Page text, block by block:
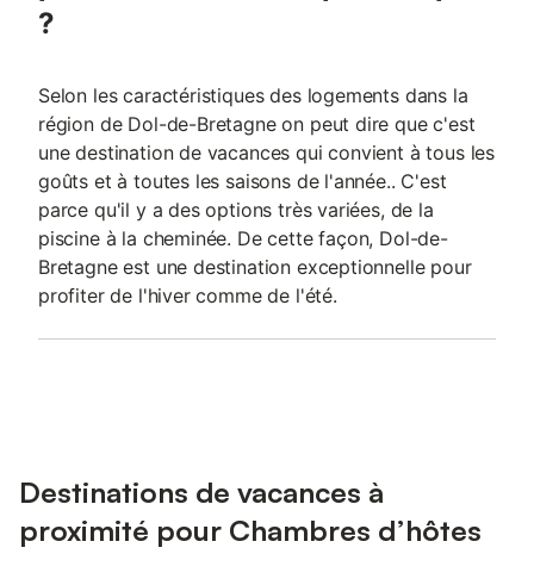
?
Selon les caractéristiques des logements dans la
région de Dol-de-Bretagne on peut dire que c'est
une destination de vacances qui convient à tous les
goûts et à toutes les saisons de l'année.. C'est
parce qu'il y a des options très variées, de la
piscine à la cheminée. De cette façon, Dol-de-
Bretagne est une destination exceptionnelle pour
profiter de l'hiver comme de l'été.
Destinations de vacances à
proximité pour Chambres d’hôtes